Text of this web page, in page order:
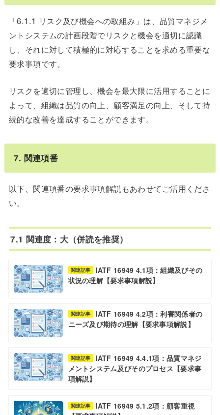
「6.1.1 リスク及び機会への取組み」は、品質マネジメ
ントシステムの計画段階でリスクと機会を適切に認識
し、それに対して積極的に対応することを求める重要な
要求事項です。
リスクを適切に管理し、機会を最大限に活用することに
よって、組織は品質の向上、顧客満足の向上、そして持
続的な改善を達成することができます。
7. 関連項番
以下、関連項番の要求事項解説もあわせてご活用くださ
い。
7.1 関連度：大（併読を推奨）
関連記事
IATF 16949 4.1項：組織及びその
状況の理解【要求事項解説】
関連記事
IATF 16949 4.2項：利害関係者の
ニーズ及び期待の理解【要求事項解説】
関連記事
IATF 16949 4.4.1項：品質マネジ
メントシステム及びそのプロセス【要求事
項解説】
関連記事
IATF 16949 5.1.2項：顧客重視